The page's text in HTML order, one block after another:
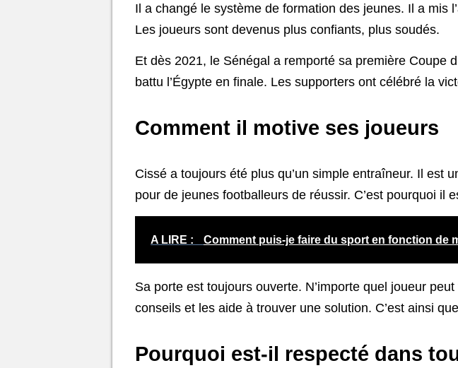
Il a changé le système de formation des jeunes. Il a mis
Les joueurs sont devenus plus confiants, plus soudés.
Et dès 2021, le Sénégal a remporté sa première Coupe
battu l’Égypte en finale. Les supporters ont célébré la
Comment il motive ses joueurs
Cissé a toujours été plus qu’un simple entraîneur. Il est
pour de jeunes footballeurs de réussir. C’est pourquoi il
A LIRE : Comment puis-je faire du sport en fonction de
Sa porte est toujours ouverte. N’importe quel joueur
conseils et les aide à trouver une solution. C’est ainsi
Pourquoi est-il respecté dans